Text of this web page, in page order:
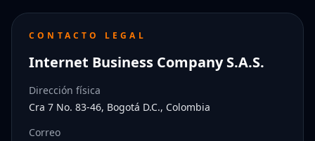
CONTACTO LEGAL
Internet Business Company S.A.S.
Dirección física
Cra 7 No. 83-46, Bogotá D.C., Colombia
Correo